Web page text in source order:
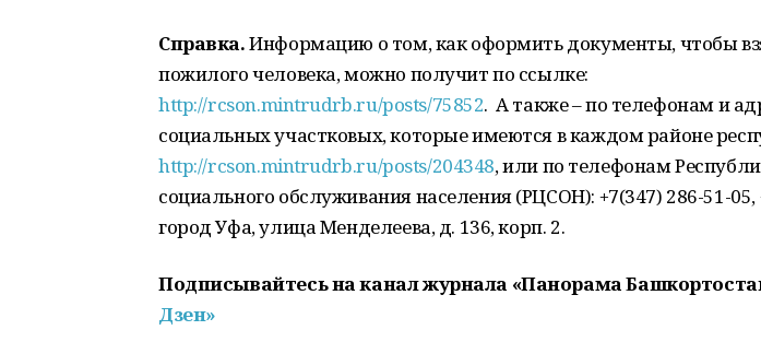
Справка.Информацию о том, как оформить документы, чтобы
пожилого человека, можно получит по ссылке:
http://rcson.mintrudrb.ru/posts/75852. А также – по телефонам и
социальных участковых, которые имеются в каждом районе
http://rcson.mintrudrb.ru/posts/204348, или по телефонам
социального обслуживания населения (РЦСОН): +7(347) 286-51-05,
город Уфа, улица Менделеева, д. 136, корп. 2.
Подписывайтесь на канал журнала «Панорама
Дзен»